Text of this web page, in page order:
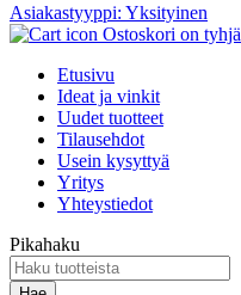
Asiakastyyppi: Yksityinen
Ostoskori on tyhjä
Etusivu
Ideat ja vinkit
Uudet tuotteet
Tilausehdot
Usein kysyttyä
Yritys
Yhteystiedot
Pikahaku